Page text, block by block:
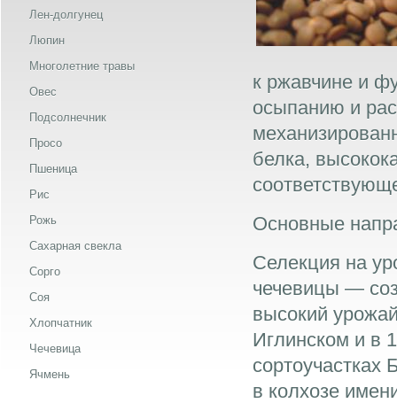
к ржавчине и
осыпанию и
белка,
Основные
Селекция на
чечевицы —
высокий
Иглинском и в
в колхозе
Лен-долгунец
Люпин
Многолетние травы
Овес
Подсолнечник
Просо
Пшеница
Рис
Рожь
Сахарная свекла
Сорго
Соя
Хлопчатник
Чечевица
Ячмень